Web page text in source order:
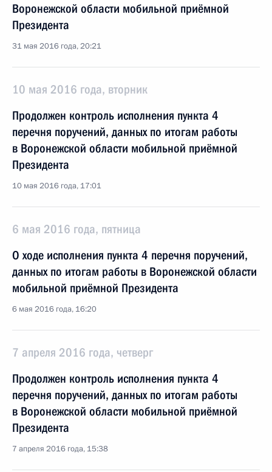
Воронежской области мобильной приёмной
Президента
31 мая 2016 года, 20:21
10 мая 2016 года, вторник
Продолжен контроль исполнения пункта 4
перечня поручений, данных по итогам работы
в Воронежской области мобильной приёмной
Президента
10 мая 2016 года, 17:01
6 мая 2016 года, пятница
О ходе исполнения пункта 4 перечня поручений,
данных по итогам работы в Воронежской области
мобильной приёмной Президента
6 мая 2016 года, 16:20
7 апреля 2016 года, четверг
Продолжен контроль исполнения пункта 4
перечня поручений, данных по итогам работы
в Воронежской области мобильной приёмной
Президента
7 апреля 2016 года, 15:38